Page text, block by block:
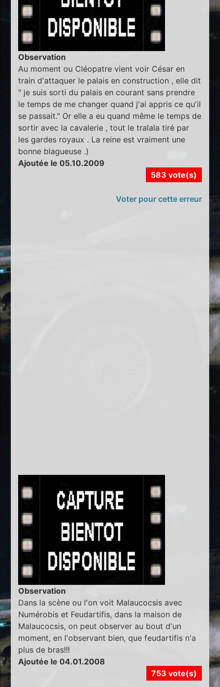
Observation
Au moment ou Cléopatre vient voir César en
train d'attaquer le palais en construction , elle dit
" je suis sorti du palais en courant sans prendre
le temps de me changer quand j'ai appris ce qu'il
se passait." Or elle a eu quand même le temps de
sortir avec la cavalerie , tout le tralala tiré par
les gardes royaux . La reine est vraiment une
bonne blagueuse .)
Ajoutée le 05.10.2009
583 vote(s)
Voter pour cette erreur
Observation
Dans la scène ou l'on voit Malaucocsis avec
Numérobis et Feudartifis, dans la maison de
Malaucocsis, on peut observer au bout d'un
moment, en l'observant bien, que feudartifis n'a
plus de bras!!!
Ajoutée le 04.01.2008
753 vote(s)